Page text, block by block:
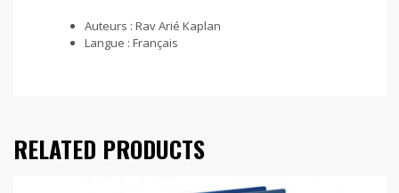
Auteurs : Rav Arié Kaplan
Langue : Français
RELATED PRODUCTS